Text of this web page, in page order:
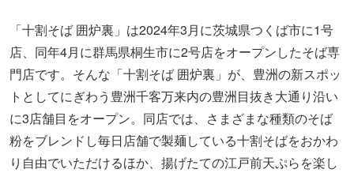
「十割そば 囲炉裏」は2024年3月に茨城県つくば市に1号
店、同年4月に群馬県桐生市に2号店をオープンしたそば専
門店です。そんな「十割そば 囲炉裏」が、豊洲の新スポッ
トとしてにぎわう豊洲千客万来内の豊洲目抜き大通り沿い
に3店舗目をオープン。同店では、さまざまな種類のそば
粉をブレンドし毎日店舗で製麺している十割そばをおかわ
り自由でいただけるほか、揚げたての江戸前天ぷらを楽し